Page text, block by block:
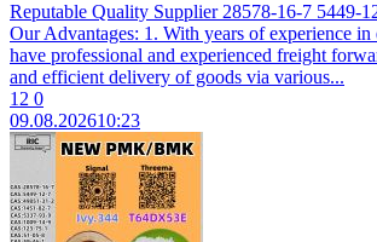
Reputable Quality Supplier 28578-16-7 5449-
Our Advantages: 1. With years of experience
have professional and experienced freight
and efficient delivery of goods via various...
12 0
09.08.202610:23